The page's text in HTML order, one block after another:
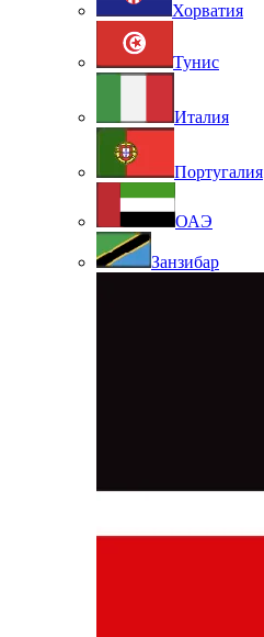
Хорватия
Тунис
Италия
Португалия
ОАЭ
Занзибар